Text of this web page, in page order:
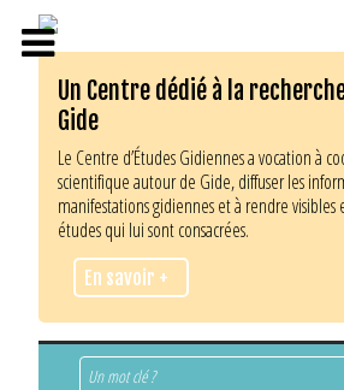
Un Centre dédié à la
Gide
Le Centre d’Études Gidiennes a vocation à
scientifique autour de Gide, diffuser les
manifestations gidiennes et à rendre visibles
études qui lui sont consacrées.
En savoir +
Rechercher